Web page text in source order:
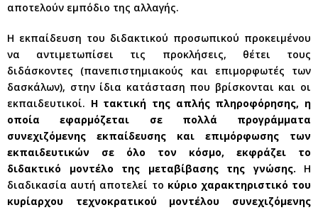
αποτελούν εμπόδιο της αλλαγής.
Η εκπαίδευση του διδακτικού προσωπικού προκειμένου
να αντιμετωπίσει τις προκλήσεις, θέτει τους
διδάσκοντες (πανεπιστημιακούς και επιμορφωτές των
δασκάλων), στην ίδια κατάσταση που βρίσκονται και οι
εκπαιδευτικοί. Η τακτική της απλής πληροφόρησης, η
οποία εφαρμόζεται σε πολλά προγράμματα
συνεχιζόμενης εκπαίδευσης και επιμόρφωσης των
εκπαιδευτικών σε όλο τον κόσμο, εκφράζει το
διδακτικό μοντέλο της μεταβίβασης της γνώσης. Η
διαδικασία αυτή αποτελεί το κύριο χαρακτηριστικό του
κυρίαρχου τεχνοκρατικού μοντέλου συνεχιζόμενης